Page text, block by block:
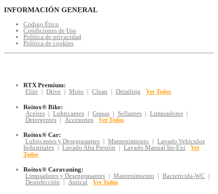
INFORMACIÓN GENERAL
Código Ético
Condiciones de Uso
Política de privacidad
Política de cookies
RTX Premium:
Elite | Drive | Moto | Clean | Detailing Ver Todos
Roitox® Bike:
Aceites | Lubricantes | Grasas | Sellantes | Limpiadores |
Detergentes | Accesorios Ver Todos
Roitox® Car:
Lubricantes y Desegrasantes | Mantenimiento | Lavado Vehículos
Industriales | Lavado Alta Presión | Lavado Manual Int-Ext
Ver
Todos
Roitox® Caravaning:
Limpiadores y Desengrasantes | Mantenimiento | Bactericida-WC |
Desinfección | Antical Ver Todos